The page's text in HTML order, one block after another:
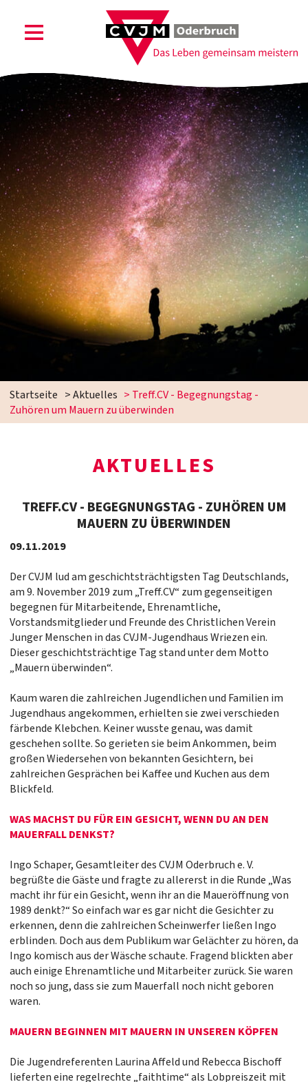
Startseite >Aktuelles > Treff.CV - Begegnungstag -
Zuhören um Mauern zu überwinden
AKTUELLES
TREFF.CV - BEGEGNUNGSTAG - ZUHÖREN UM
MAUERN ZU ÜBERWINDEN
09.11.2019
Der CVJM lud am geschichtsträchtigsten Tag Deutschlands,
am 9. November 2019 zum „Treff.CV“ zum gegenseitigen
begegnen für Mitarbeitende, Ehrenamtliche,
Vorstandsmitglieder und Freunde des Christlichen Verein
Junger Menschen in das CVJM-Jugendhaus Wriezen ein.
Dieser geschichtsträchtige Tag stand unter dem Motto
„Mauern überwinden“.
Kaum waren die zahlreichen Jugendlichen und Familien im
Jugendhaus angekommen, erhielten sie zwei verschieden
färbende Klebchen. Keiner wusste genau, was damit
geschehen sollte. So gerieten sie beim Ankommen, beim
großen Wiedersehen von bekannten Gesichtern, bei
zahlreichen Gesprächen bei Kaffee und Kuchen aus dem
Blickfeld.
WAS MACHST DU FÜR EIN GESICHT, WENN DU AN DEN
MAUERFALL DENKST?
Ingo Schaper, Gesamtleiter des CVJM Oderbruch e. V.
begrüßte die Gäste und fragte zu allererst in die Runde „Was
macht ihr für ein Gesicht, wenn ihr an die Maueröffnung von
1989 denkt?“ So einfach war es gar nicht die Gesichter zu
erkennen, denn die zahlreichen Scheinwerfer ließen Ingo
erblinden. Doch aus dem Publikum war Gelächter zu hören, da
Ingo komisch aus der Wäsche schaute. Fragend blickten aber
auch einige Ehrenamtliche und Mitarbeiter zurück. Sie waren
noch so jung, dass sie zum Mauerfall noch nicht geboren
waren.
MAUERN BEGINNEN MIT MAUERN IN UNSEREN KÖPFEN
Die Jugendreferenten Laurina Affeld und Rebecca Bischoff
lieferten eine regelrechte „faithtime“ als Lobpreiszeit mit